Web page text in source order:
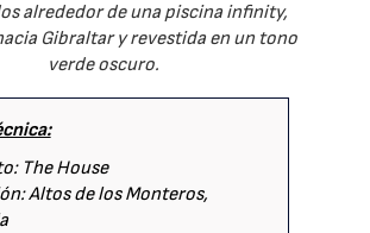
alrededor de una piscina infinity,
Gibraltar y revestida en un tono
verde oscuro.
The House
Altos de los Monteros,